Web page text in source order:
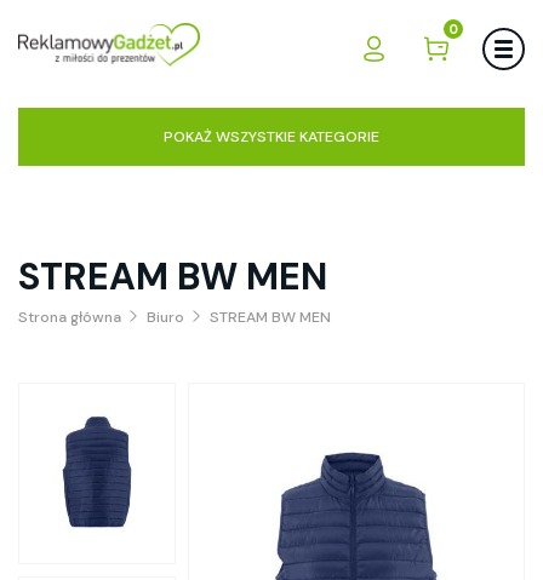
0
POKAŻ WSZYSTKIE KATEGORIE
STREAM BW MEN
Strona główna Biuro STREAM BW MEN